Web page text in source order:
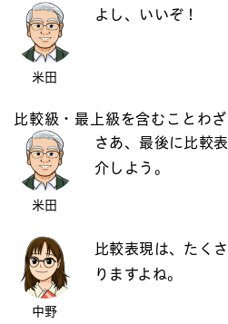
米田
よし、いいぞ！
比較級・最上級を含むことわざ
米田
さあ、最後に比較
介しよう。
中野
比較表現は、たく
りますよね。